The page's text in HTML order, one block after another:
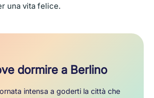
una vita felice.
dormire a Berlino
intensa a goderti la città che